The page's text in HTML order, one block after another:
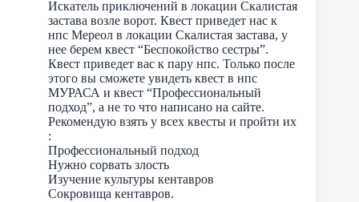
Искатель приключений в локации Скалистая
застава возле ворот. Квест приведет нас к
нпс Мереол в локации Скалистая застава, у
нее берем квест “Беспокойство сестры”.
Квест приведет вас к пару нпс. Только после
этого вы сможете увидеть квест в нпс
МУРАСА и квест “Профессиональный
подход”, а не то что написано на сайте.
Рекомендую взять у всех квесты и пройти их
:
Профессиональный подход
Нужно сорвать злость
Изучение культуры кентавров
Сокровища кентавров.